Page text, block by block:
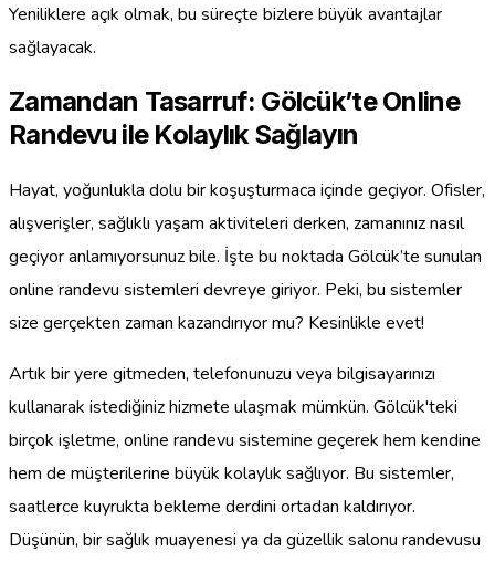
Yeniliklere açık olmak, bu süreçte bizlere büyük avantajlar
sağlayacak.
Zamandan Tasarruf: Gölcük’te Online
Randevu ile Kolaylık Sağlayın
Hayat, yoğunlukla dolu bir koşuşturmaca içinde geçiyor. Ofisler,
alışverişler, sağlıklı yaşam aktiviteleri derken, zamanınız nasıl
geçiyor anlamıyorsunuz bile. İşte bu noktada Gölcük’te sunulan
online randevu sistemleri devreye giriyor. Peki, bu sistemler
size gerçekten zaman kazandırıyor mu? Kesinlikle evet!
Artık bir yere gitmeden, telefonunuzu veya bilgisayarınızı
kullanarak istediğiniz hizmete ulaşmak mümkün. Gölcük'teki
birçok işletme, online randevu sistemine geçerek hem kendine
hem de müşterilerine büyük kolaylık sağlıyor. Bu sistemler,
saatlerce kuyrukta bekleme derdini ortadan kaldırıyor.
Düşünün, bir sağlık muayenesi ya da güzellik salonu randevusu